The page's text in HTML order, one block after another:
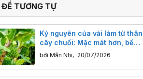
ĐỀ TƯƠNG TỰ
Kỷ nguyên của vải làm từ thân
cây chuối: Mặc mát hơn, bền
hơn cotton 22% và cực kỳ
thân thiện với môi trường
bởi Mẫn Nhi, 20/07/2026